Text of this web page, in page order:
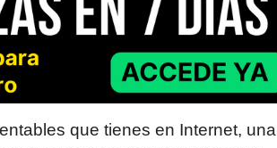
que tienes en Internet, una